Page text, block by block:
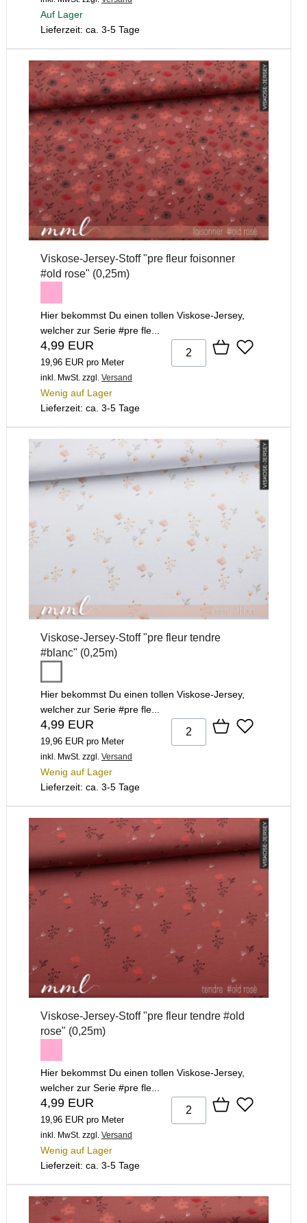
Auf Lager
Lieferzeit: ca. 3-5 Tage
Viskose-Jersey-Stoff "pre fleur foisonner
#old rose" (0,25m)
Hier bekommst Du einen tollen Viskose-Jersey,
welcher zur Serie #pre fle...
4,99 EUR
19,96 EUR pro Meter
inkl. MwSt. zzgl. Versand
Wenig auf Lager
Lieferzeit: ca. 3-5 Tage
Viskose-Jersey-Stoff "pre fleur tendre
#blanc" (0,25m)
Hier bekommst Du einen tollen Viskose-Jersey,
welcher zur Serie #pre fle...
4,99 EUR
19,96 EUR pro Meter
inkl. MwSt. zzgl. Versand
Wenig auf Lager
Lieferzeit: ca. 3-5 Tage
Viskose-Jersey-Stoff "pre fleur tendre #old
rose" (0,25m)
Hier bekommst Du einen tollen Viskose-Jersey,
welcher zur Serie #pre fle...
4,99 EUR
19,96 EUR pro Meter
inkl. MwSt. zzgl. Versand
Wenig auf Lager
Lieferzeit: ca. 3-5 Tage